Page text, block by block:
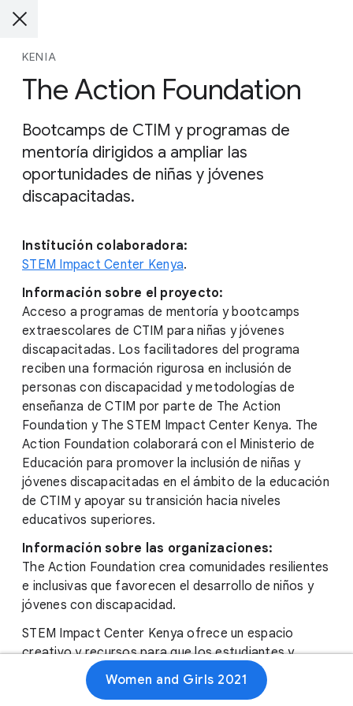
KENIA
The Action Foundation
Bootcamps de CTIM y programas de
mentoría dirigidos a ampliar las
oportunidades de niñas y jóvenes
discapacitadas.
Institución colaboradora:
STEM Impact Center Kenya.
Información sobre el proyecto:
Acceso a programas de mentoría y bootcamps
extraescolares de CTIM para niñas y jóvenes
discapacitadas. Los facilitadores del programa
reciben una formación rigurosa en inclusión de
personas con discapacidad y metodologías de
enseñanza de CTIM por parte de The Action
Foundation y The STEM Impact Center Kenya. The
Action Foundation colaborará con el Ministerio de
Educación para promover la inclusión de niñas y
jóvenes discapacitadas en el ámbito de la educación
de CTIM y apoyar su transición hacia niveles
educativos superiores.
Información sobre las organizaciones:
The Action Foundation crea comunidades resilientes
e inclusivas que favorecen el desarrollo de niños y
jóvenes con discapacidad.
STEM Impact Center Kenya ofrece un espacio
creativo y recursos para que los estudiantes y
educadores puedan explorar materias CTIM.
Women and Girls 2021